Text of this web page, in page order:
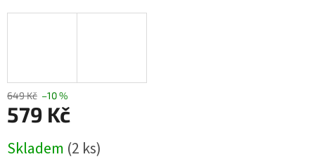
649 Kč –10 %
579 Kč
cena:
Skladem (2 ks)